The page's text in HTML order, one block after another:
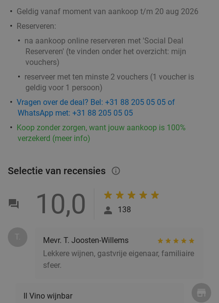
Geldig vanaf moment van aankoop t/m 20 aug 2026
Reserveren:
na aankoop online reserveren met 'Social Deal
Reserveren' (te vinden onder het overzicht: mijn
vouchers)
reserveer met ten minste 2 vouchers (1 voucher is
geldig voor 1 persoon)
Vragen over de deal? Bel: +31 88 205 05 05 of
WhatsApp met: +31 88 205 05 05
Koop zonder zorgen, want jouw aankoop is 100%
verzekerd (meer info)
Selectie van recensies info_outlined
10,0 138
T.
Mevr. T. Joosten-Willems
Lekkere wijnen, gastvrije eigenaar, familiaire
sfeer.
Il Vino wijnbar